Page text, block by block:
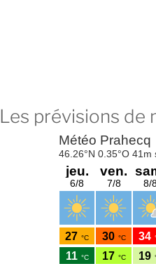
Les prévisions